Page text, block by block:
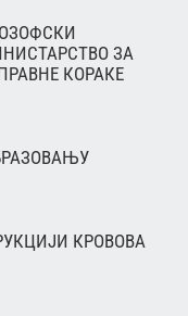
ЗА
КОРАКЕ
КРОВОВА